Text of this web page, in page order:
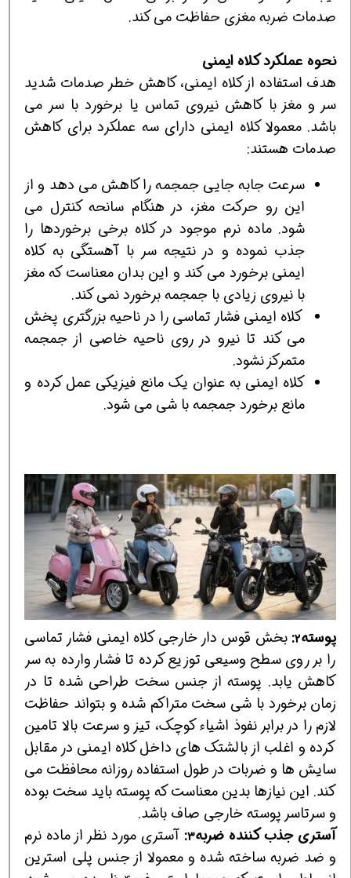
صدمات ضربه مغزی حفاظت می کند.
نحوه عملکرد­ کلاه ایمنی
هدف استفاده از کلاه ایمنی، کاهش خطر صدمات شدید
سر و مغز با کاهش نیروی تماس یا برخورد با سر می
باشد. معمولا کلاه ایمنی دارای سه عملکرد برای کاهش
صدمات هستند:
سرعت جابه جایی جمجمه را کاهش می دهد و از
این رو حرکت مغز، در هنگام سانحه کنترل می
شود. ماده نرم موجود در کلاه برخی برخوردها را
جذب نموده و در نتیجه سر با آهستگی به کلاه
ایمنی برخورد می کند و این بدان معناست که مغز
با نیروی زیادی با جمجمه برخورد نمی کند.
کلاه ایمنی فشار تماسی را در ناحیه بزرگتری پخش
می کند تا نیرو در روی ناحیه خاصی از جمجمه
متمرکز نشود.
کلاه ایمنی به عنوان یک مانع فیزیکی عمل کرده و
مانع برخورد جمجمه با شی می شود.
پوسته2
:بخش قوس دار خارجی کلاه ایمنی فشار تماسی
را بر روی سطح وسیعی توزیع کرده تا فشار وارده به سر
کاهش یابد. پوسته از جنس سخت طراحی شده تا در
زمان برخورد با شی سخت متراکم شده و بتواند حفاظت
لازم را در برابر نفوذ اشیاء کوچک، تیز و سرعت بالا تامین
کرده و اغلب از بالشتک های داخل کلاه ایمنی در مقابل
سایش ها و ضربات در طول استفاده روزانه محافظت می
کند. این نیازها بدین معناست که پوسته باید سخت بوده
و سرتاسر پوسته خارجی صاف باشد.
آستری جذب کننده ضربه3
:آستری مورد نظر از ماده نرم
و ضد ضربه ساخته شده و معمولا از جنس پلی استرین